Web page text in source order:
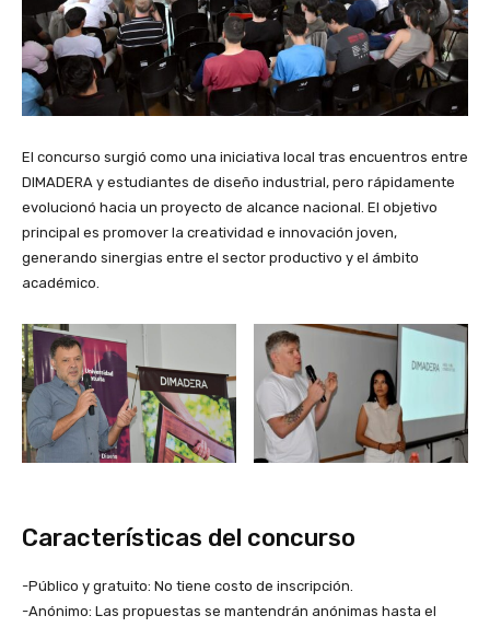
El concurso surgió como una iniciativa local tras encuentros entre
DIMADERA y estudiantes de diseño industrial, pero rápidamente
evolucionó hacia un proyecto de alcance nacional. El objetivo
principal es promover la creatividad e innovación joven,
generando sinergias entre el sector productivo y el ámbito
académico.
Características del concurso
-Público y gratuito: No tiene costo de inscripción.
-Anónimo: Las propuestas se mantendrán anónimas hasta el